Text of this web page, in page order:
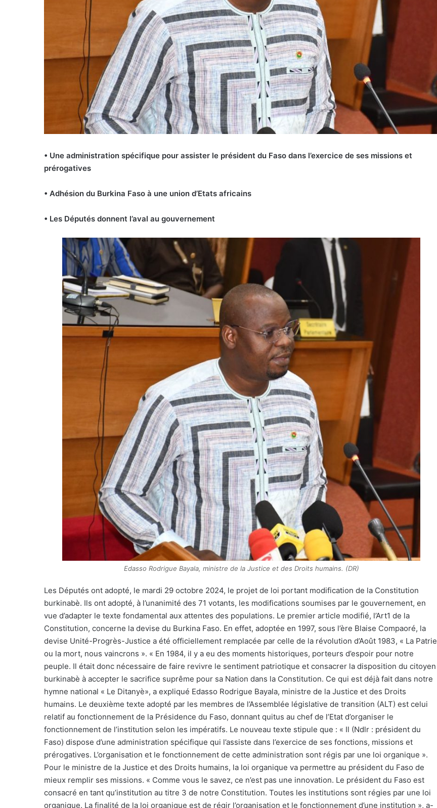
• Une administration spécifique pour assister le président du Faso dans l’exercice de ses missions et
prérogatives
• Adhésion du Burkina Faso à une union d’Etats africains
• Les Députés donnent l’aval au gouvernement
Edasso Rodrigue Bayala, ministre de la Justice et des Droits humains. (DR)
Les Députés ont adopté, le mardi 29 octobre 2024, le projet de loi portant modification de la Constitution
burkinabè. Ils ont adopté, à l’unanimité des 71 votants, les modifications soumises par le gouvernement, en
vue d’adapter le texte fondamental aux attentes des populations. Le premier article modifié, l’Art1 de la
Constitution, concerne la devise du Burkina Faso. En effet, adoptée en 1997, sous l’ère Blaise Compaoré, la
devise Unité-Progrès-Justice a été officiellement remplacée par celle de la révolution d’Août 1983, « La Patrie
ou la mort, nous vaincrons ». « En 1984, il y a eu des moments historiques, porteurs d’espoir pour notre
peuple. Il était donc nécessaire de faire revivre le sentiment patriotique et consacrer la disposition du citoyen
burkinabè à accepter le sacrifice suprême pour sa Nation dans la Constitution. Ce qui est déjà fait dans notre
hymne national « Le Ditanyè», a expliqué Edasso Rodrigue Bayala, ministre de la Justice et des Droits
humains. Le deuxième texte adopté par les membres de l’Assemblée législative de transition (ALT) est celui
relatif au fonctionnement de la Présidence du Faso, donnant quitus au chef de l’Etat d’organiser le
fonctionnement de l’institution selon les impératifs. Le nouveau texte stipule que : « Il (Ndlr : président du
Faso) dispose d’une administration spécifique qui l’assiste dans l’exercice de ses fonctions, missions et
prérogatives. L’organisation et le fonctionnement de cette administration sont régis par une loi organique ».
Pour le ministre de la Justice et des Droits humains, la loi organique va permettre au président du Faso de
mieux remplir ses missions. « Comme vous le savez, ce n’est pas une innovation. Le président du Faso est
consacré en tant qu’institution au titre 3 de notre Constitution. Toutes les institutions sont régies par une loi
organique. La finalité de la loi organique est de régir l’organisation et le fonctionnement d’une institution », a-